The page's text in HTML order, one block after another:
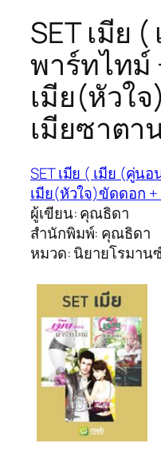
SET เมีย
พาร์ทไทม์
เมีย(หัวใ
เมียซาตา
SET เมีย ( เมีย (คู่น
เมีย(หัวใจ)ขัดดอก
ผู้เขียน: คุณธิดา
สำนักพิมพ์: คุณธิดา
หมวด: นิยายโรมาน